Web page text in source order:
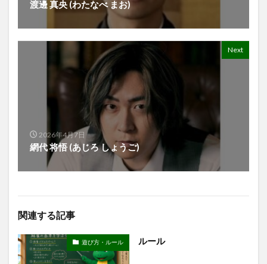
渡邊 真央 (わたなべ まお)
Next
2026年4月7日
網代 将悟 (あじろ しょうご)
関連する記事
遊び方・ルール ルール